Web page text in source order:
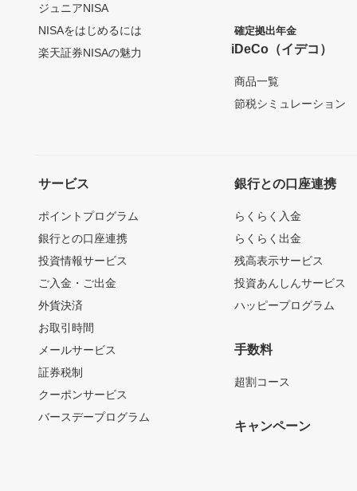
ジュニアNISA
NISAをはじめるには
楽天証券NISAの魅力
確定拠出年金
iDeCo（イデコ）
商品一覧
節税シミュレーション
サービス
ポイントプログラム
銀行との口座連携
投資情報サービス
ご入金・ご出金
外貨決済
お取引時間
メールサービス
証券税制
クーポンサービス
バースデープログラム
銀行との口座連携
らくらく入金
らくらく出金
残高表示サービス
投資あんしんサービス
ハッピープログラム
手数料
超割コース
キャンペーン